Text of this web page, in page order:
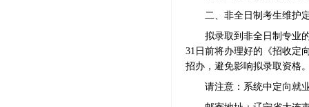
二、非全日制考生维护
拟录取到非全日制专业
31 日前将办理好的《招收定
招办，避免影响拟录取资格
请注意：系统中定向就